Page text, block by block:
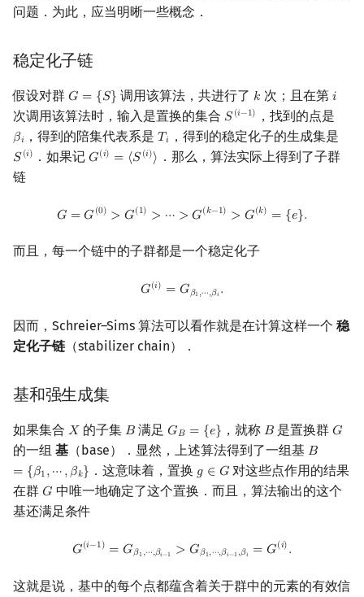
问题．为此，应当明晰一些概念．
稳定化子链
假设对群 𝐺 = {𝑆}
G= {S } 调用该算法，共进行了 𝑘
k 次；且在第 𝑖
i
次调用该算法时，输入是置换的集合 𝑆(𝑖−1)
S(i−1) ，找到的点是
𝛽𝑖
βi ，得到的陪集代表系是𝑇𝑖
Ti ，得到的稳定化子的生成集是
𝑆(𝑖)
S(i) ．如果记𝐺(𝑖) = ⟨𝑆(𝑖)⟩
G(i) =⟨S (i)⟩
．那么，算法实际上得到了子群
链
𝐺 = 𝐺(0) > 𝐺(1) > ⋯ > 𝐺(𝑘−1) > 𝐺(𝑘) = {𝑒}.
G= G( 0)>G( 1) >G (k−1)>G(k )={e}
而且，每一个链中的子群都是一个稳定化子
𝐺(𝑖) = 𝐺𝛽1 ,⋯,𝛽𝑖 .
G(i) =G β1, ⋯ β
因而，Schreier–Sims 算法可以看作就是在计算这样一个 稳
定化子链 （stabilizer chain）．
基和强生成集
如果集合 𝑋
X 的子集 𝐵
B满足 𝐺𝐵 = {𝑒}
GB= {e } ，就称 𝐵
B 是置换群𝐺
G
的一组 基 （base）．显然，上述算法得到了一组基 𝐵
= {𝛽1,⋯,𝛽𝑘}
B=
．这意味着，置换 𝑔 ∈ 𝐺
g ∈G
对这些点作用的结果
在群 𝐺
G 中唯一地确定了这个置换．而且，算法输出的这个
基还满足条件
𝐺(𝑖−1) = 𝐺𝛽1 ,⋯,𝛽𝑖−1 > 𝐺𝛽1,⋯,𝛽𝑖−1 ,𝛽𝑖 = 𝐺(𝑖).
G(i−1)=G β1,⋯ βi >Gβ1, β 1, βi=G(i)
这就是说，基中的每个点都蕴含着关于群中的元素的有效信